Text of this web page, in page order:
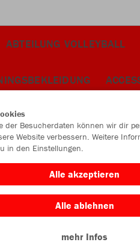
ABTEILUNG VOLLEYBALL
der Besucherdaten können wir dir
Website verbessern. Weitere
in den Einstellungen.
Alle akzeptieren
Alle ablehnen
mehr Infos